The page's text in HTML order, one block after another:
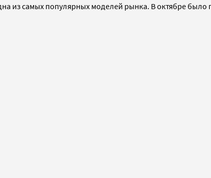
из самых популярных моделей рынка. В октябре